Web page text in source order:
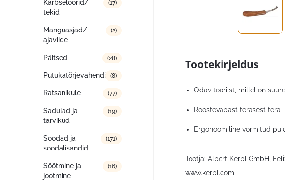
Kärbseloorid/
tekid
(17)
Mänguasjad/
ajaviide
(2)
Päitsed (28)
Putukatõrjevahendid (8)
Ratsanikule (77)
Sadulad ja
tarvikud
(19)
Söödad ja
söödalisandid
(171)
Söötmine ja
jootmine
(16)
Tootekirjeldus
Odav tööriist, millel on
Roostevabast terasest tera
Ergonoomiline vormitud
Tootja: Albert Kerbl GmbH,
www.kerbl.com